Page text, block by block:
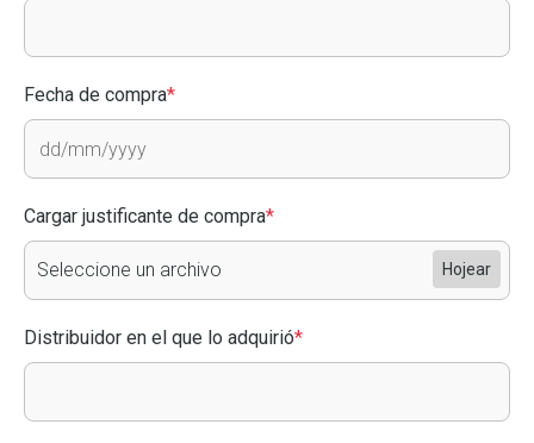
Fecha de compra*
Cargar justificante de compra*
Hojear
Seleccione un archivo
Distribuidor en el que lo adquirió*